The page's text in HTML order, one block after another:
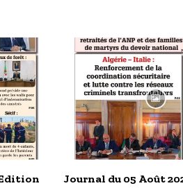
Journal du 05 Août